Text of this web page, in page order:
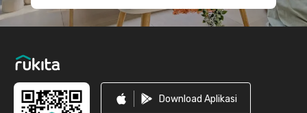
Download Aplikasi